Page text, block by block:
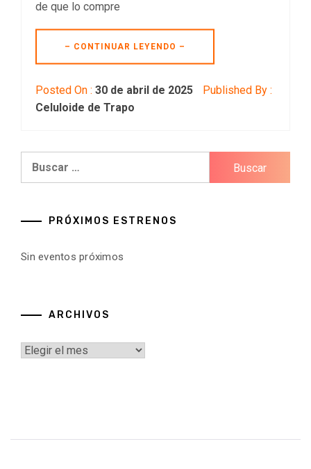
de que lo compre
– CONTINUAR LEYENDO –
Posted On : 30 de abril de 2025
Published By :
Celuloide de Trapo
PRÓXIMOS ESTRENOS
Sin eventos próximos
ARCHIVOS
Archivos